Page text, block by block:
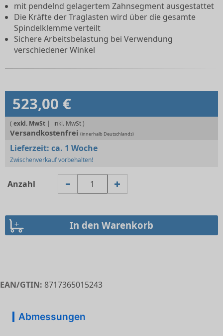
mit pendelnd gelagertem Zahnsegment ausgestattet
Die Kräfte der Traglasten wird über die gesamte
Spindelklemme verteilt
Sichere Arbeitsbelastung bei Verwendung
verschiedener Winkel
523,00 €
( exkl. MwSt |
Versandkostenfrei (innerhalb Deutschlands)
Lieferzeit: ca. 1 Woche
Zwischenverkauf vorbehalten!
Anzahl
EAN/GTIN: 8717365015243
Abmessungen